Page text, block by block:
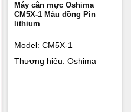
Máy cân mực Oshima
CM5X-1 Màu đồng Pin
lithium
Model: CM5X-1
Thương hiệu: Oshima